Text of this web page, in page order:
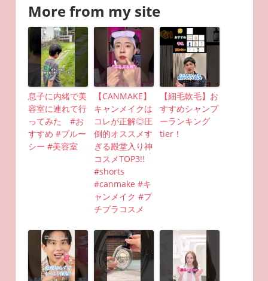
More from my site
息子に内緒で美
容室に連れて行
ってみた #お
すすめ #ブルー
シー #美容室
【CANMAKE】
キャンメイクは
コレが正解◎圧
倒的オススメす
ぎる殿堂入り神
コスメTOP3!!
#shorts
#canmake #キ
ャンメイク #プ
チプラコスメ
【細毛軟毛】お
すすめシャンプ
ーランキング
tier！